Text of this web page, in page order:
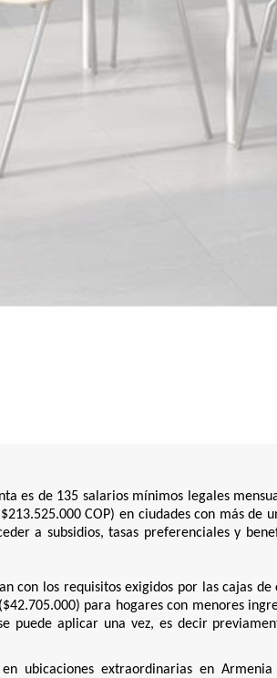
es de 135 salarios mínimos legales
COP) en ciudades con más de
a subsidios, tasas preferenciales y
con los requisitos exigidos por las cajas
para hogares con menores
puede aplicar una vez, es decir
ubicaciones extraordinarias en